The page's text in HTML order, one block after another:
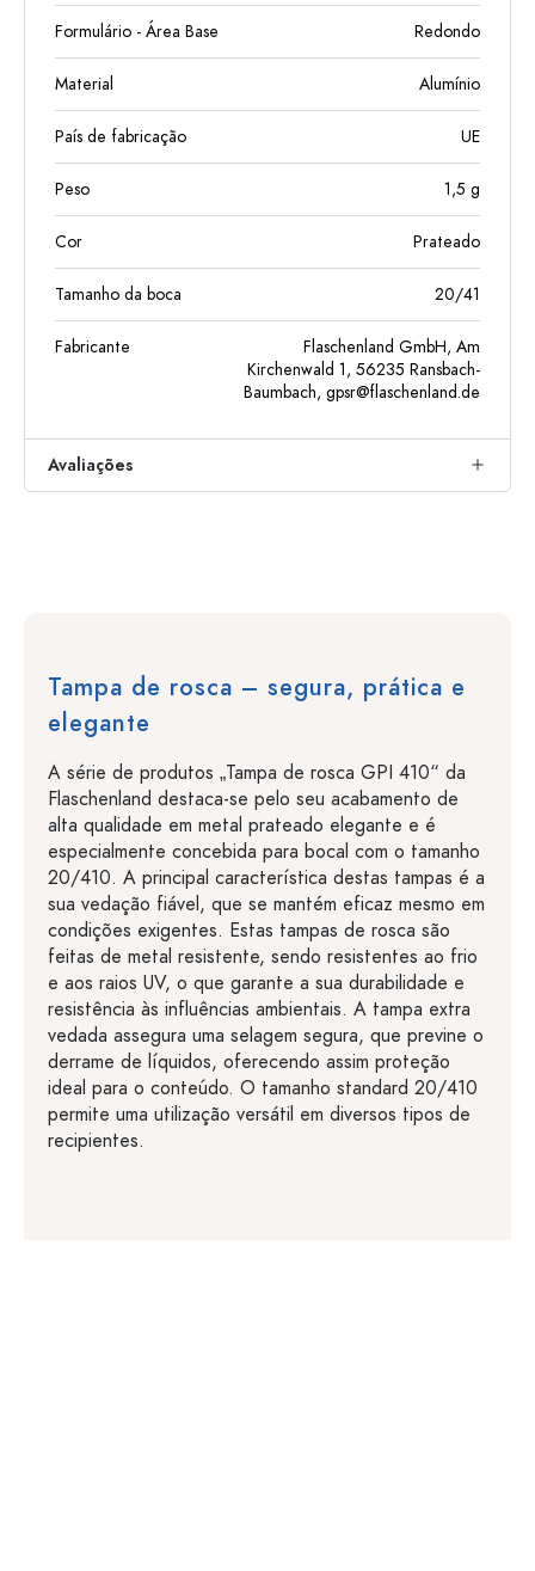
Formulário - Área Base Redondo
Material Alumínio
País de fabricação UE
Peso 1,5 g
Cor Prateado
Tamanho da boca 20/41
Fabricante
Flaschenland GmbH, Am
Kirchenwald 1, 56235 Ransbach-
Baumbach, gpsr@flaschenland.de
Avaliações
Tampa de rosca – segura, prática e
elegante
A série de produtos „Tampa de rosca GPI 410“ da
Flaschenland destaca-se pelo seu acabamento de
alta qualidade em metal prateado elegante e é
especialmente concebida para bocal com o tamanho
20/410. A principal característica destas tampas é a
sua vedação fiável, que se mantém eficaz mesmo em
condições exigentes. Estas tampas de rosca são
feitas de metal resistente, sendo resistentes ao frio
e aos raios UV, o que garante a sua durabilidade e
resistência às influências ambientais. A tampa extra
vedada assegura uma selagem segura, que previne o
derrame de líquidos, oferecendo assim proteção
ideal para o conteúdo. O tamanho standard 20/410
permite uma utilização versátil em diversos tipos de
recipientes.